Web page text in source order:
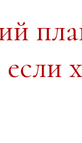
если